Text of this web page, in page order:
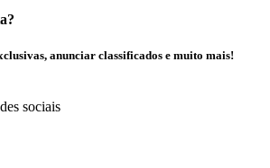
anunciar classificados e muito mais!
sociais